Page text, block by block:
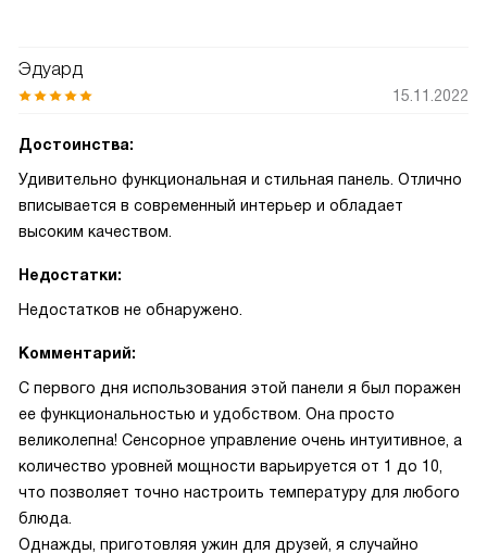
Эдуард
15.11.2022
Достоинства:
Удивительно функциональная и стильная панель. Отлично
вписывается в современный интерьер и обладает
высоким качеством.
Недостатки:
Недостатков не обнаружено.
Комментарий:
С первого дня использования этой панели я был поражен
ее функциональностью и удобством. Она просто
великолепна! Сенсорное управление очень интуитивное, а
количество уровней мощности варьируется от 1 до 10,
что позволяет точно настроить температуру для любого
блюда.
Однажды, приготовляя ужин для друзей, я случайно